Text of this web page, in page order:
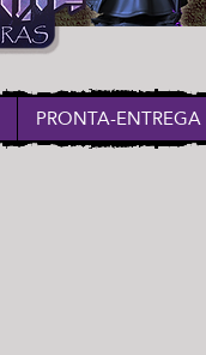
PRONTA-ENTREGA